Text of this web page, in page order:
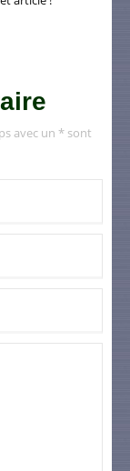
avec un * sont